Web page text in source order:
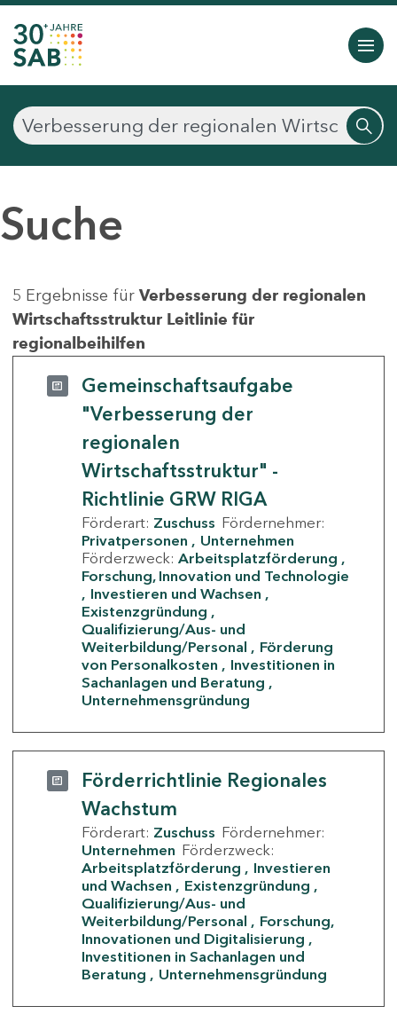
Suche
5 Ergebnisse für Verbesserung der regionalen
Wirtschaftsstruktur Leitlinie für
regionalbeihilfen
Gemeinschaftsaufgabe
"Verbesserung der
regionalen
Wirtschaftsstruktur" -
Richtlinie GRW RIGA
Förderart: Zuschuss Fördernehmer:
Privatpersonen
Unternehmen
Förderzweck: Arbeitsplatzförderung
Forschung, Innovation und Technologie
Investieren und Wachsen
Existenzgründung
Qualifizierung/Aus- und
Weiterbildung/Personal
Förderung
von Personalkosten
Investitionen in
Sachanlagen und Beratung
Unternehmensgründung
Förderrichtlinie Regionales
Wachstum
Förderart: Zuschuss Fördernehmer:
Unternehmen Förderzweck:
Arbeitsplatzförderung
Investieren
und Wachsen
Existenzgründung
Qualifizierung/Aus- und
Weiterbildung/Personal
Forschung,
Innovationen und Digitalisierung
Investitionen in Sachanlagen und
Beratung
Unternehmensgründung